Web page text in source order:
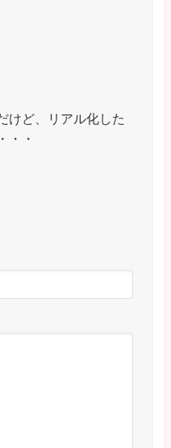
けど、リアル化した
・・